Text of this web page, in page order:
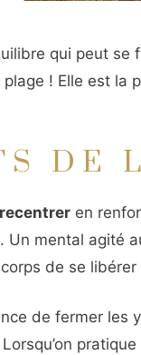
qui peut
! Elle est la
DE
recentrer en
. Un mental agité
de se
de fermer
pratique